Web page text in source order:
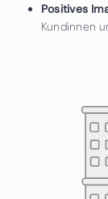
Positives
Kundinnen